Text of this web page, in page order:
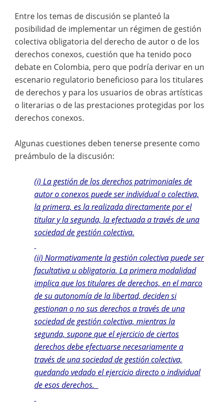
Entre los temas de discusión se planteó la
posibilidad de implementar un régimen de gestión
colectiva obligatoria del derecho de autor o de los
derechos conexos, cuestión que ha tenido poco
debate en Colombia, pero que podría derivar en un
escenario regulatorio beneficioso para los titulares
de derechos y para los usuarios de obras artísticas
o literarias o de las prestaciones protegidas por los
derechos conexos.
Algunas cuestiones deben tenerse presente como
preámbulo de la discusión:
(i) La gestión de los derechos patrimoniales de
autor o conexos puede ser individual o colectiva,
la primera, es la realizada directamente por el
titular y la segunda, la efectuada a través de una
sociedad de gestión colectiva.
(ii) Normativamente la gestión colectiva puede ser
facultativa u obligatoria. La primera modalidad
implica que los titulares de derechos, en el marco
de su autonomía de la libertad, deciden si
gestionan o no sus derechos a través de una
sociedad de gestión colectiva, mientras la
segunda, supone que el ejercicio de ciertos
derechos debe efectuarse necesariamente a
través de una sociedad de gestión colectiva,
quedando vedado el ejercicio directo o individual
de esos derechos.